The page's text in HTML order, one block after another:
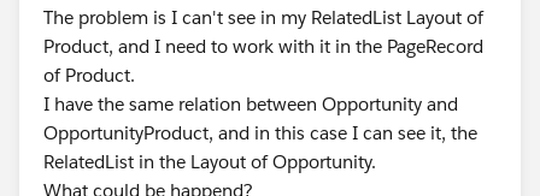
The problem is I can't see in my RelatedList Layout of
Product, and I need to work with it in the PageRecord
of Product.
I have the same relation between Opportunity and
OpportunityProduct, and in this case I can see it, the
RelatedList in the Layout of Opportunity.
What could be happend?